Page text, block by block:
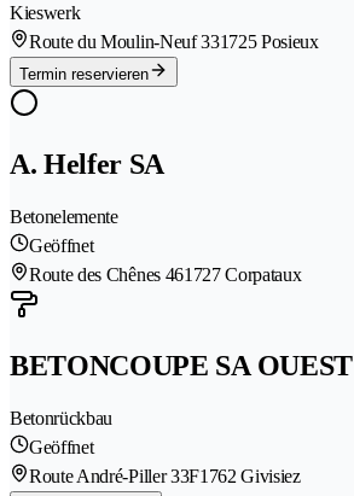
Kieswerk
Route du Moulin-Neuf 331725 Posieux
Termin reservieren
A. Helfer SA
Betonelemente
Geöffnet
Route des Chênes 461727 Corpataux
BETONCOUPE SA OUEST
Betonrückbau
Geöffnet
Route André-Piller 33F1762 Givisiez